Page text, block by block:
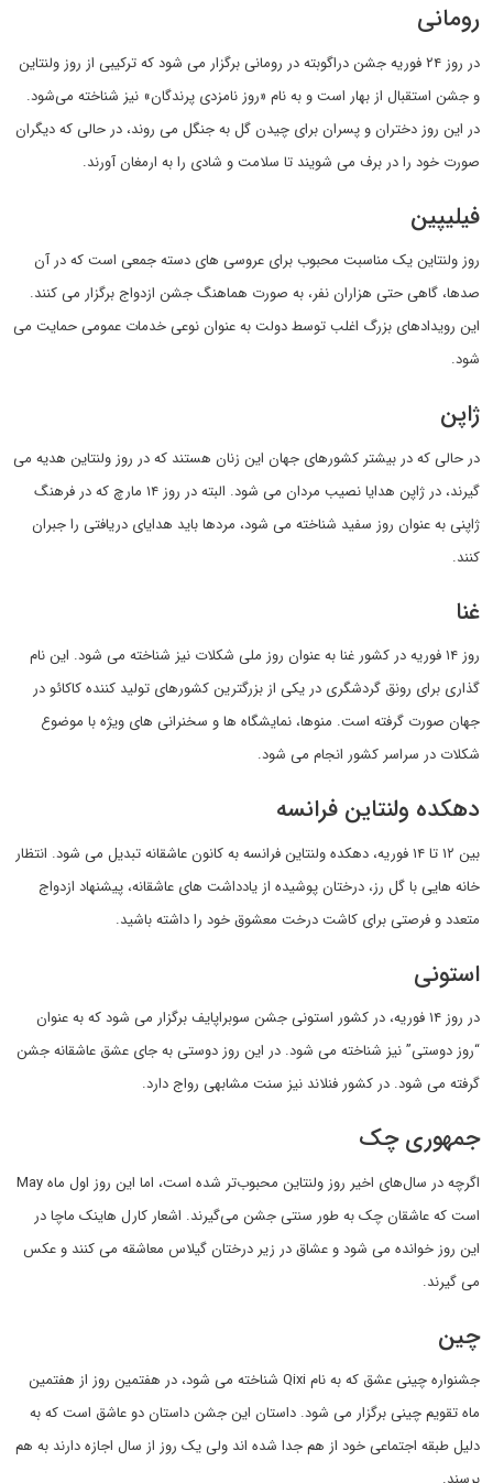
رومانی
در روز ۲۴ فوریه جشن دراگوبته در رومانی برگزار می شود که ترکیبی از روز ولنتاین
و جشن استقبال از بهار است و به نام «روز نامزدی پرندگان» نیز شناخته می‌شود.
در این روز دختران و پسران برای چیدن گل به جنگل می روند، در حالی که دیگران
صورت خود را در برف می شویند تا سلامت و شادی را به ارمغان آورند.
فیلیپین
روز ولنتاین یک مناسبت محبوب برای عروسی های دسته جمعی است که در آن
صدها، گاهی حتی هزاران نفر، به صورت هماهنگ جشن ازدواج برگزار می کنند.
این رویدادهای بزرگ اغلب توسط دولت به عنوان نوعی خدمات عمومی حمایت می
شود.
ژاپن
در حالی که در بیشتر کشورهای جهان این زنان هستند که در روز ولنتاین هدیه می
گیرند، در ژاپن هدایا نصیب مردان می شود. البته در روز ۱۴ مارچ که در فرهنگ
ژاپنی به عنوان روز سفید شناخته می شود، مردها باید هدایای دریافتی را جبران
کنند.
غنا
روز ۱۴ فوریه در کشور غنا به عنوان روز ملی شکلات نیز شناخته می شود. این نام
گذاری برای رونق گردشگری در یکی از بزرگترین کشورهای تولید کننده کاکائو در
جهان صورت گرفته است. منوها، نمایشگاه ها و سخنرانی های ویژه با موضوع
شکلات در سراسر کشور انجام می شود.
دهکده ولنتاین فرانسه
بین ۱۲ تا ۱۴ فوریه، دهکده ولنتاین فرانسه به کانون عاشقانه تبدیل می شود. انتظار
خانه هایی با گل رز، درختان پوشیده از یادداشت های عاشقانه، پیشنهاد ازدواج
متعدد و فرصتی برای کاشت درخت معشوق خود را داشته باشید.
استونی
در روز ۱۴ فوریه، در کشور استونی جشن سوبراپایف برگزار می شود که به عنوان
“روز دوستی” نیز شناخته می شود. در این روز دوستی به جای عشق عاشقانه جشن
گرفته می شود. در کشور فنلاند نیز سنت مشابهی رواج دارد.
جمهوری چک
اگرچه در سال‌های اخیر روز ولنتاین محبوب‌تر شده است، اما این روز اول ماه May
است که عاشقان چک به طور سنتی جشن می‌گیرند. اشعار کارل هاینک ماچا در
این روز خوانده می شود و عشاق در زیر درختان گیلاس معاشقه می کنند و عکس
می گیرند.
چین
جشنواره چینی عشق که به نام Qixi شناخته می شود، در هفتمین روز از هفتمین
ماه تقویم چینی برگزار می شود. داستان این جشن داستان دو عاشق است که به
دلیل طبقه اجتماعی خود از هم جدا شده اند ولی یک روز از سال اجازه دارند به هم